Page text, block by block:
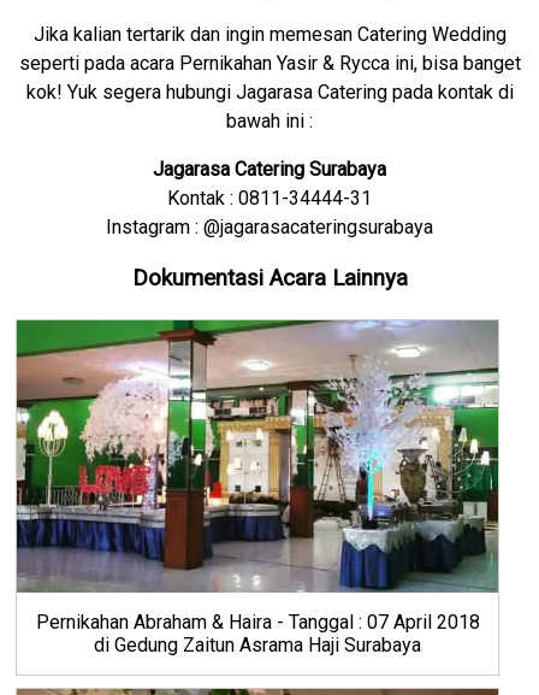
Jika kalian tertarik dan ingin memesan Catering Wedding
seperti pada acara Pernikahan Yasir & Rycca ini, bisa banget
kok! Yuk segera hubungi Jagarasa Catering pada kontak di
bawah ini :
Jagarasa Catering Surabaya
Kontak : 0811-34444-31
Instagram : @jagarasacateringsurabaya
Dokumentasi Acara Lainnya
Pernikahan Abraham & Haira - Tanggal : 07 April 2018
di Gedung Zaitun Asrama Haji Surabaya